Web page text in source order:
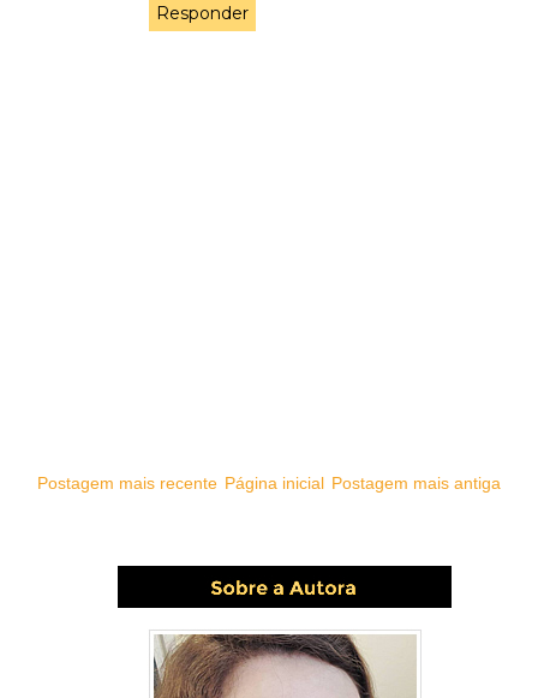
Responder
Postagem mais recente Postagem mais antiga
Página inicial